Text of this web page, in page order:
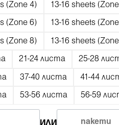
(Zone 4) 13-16 sheets
(Zone 6) 13-16 sheets
(Zone 8) 13-16 sheets
21-24 листа 25-28
37-40 листа 41-44
53-56 листа 56-59
ИЛИ